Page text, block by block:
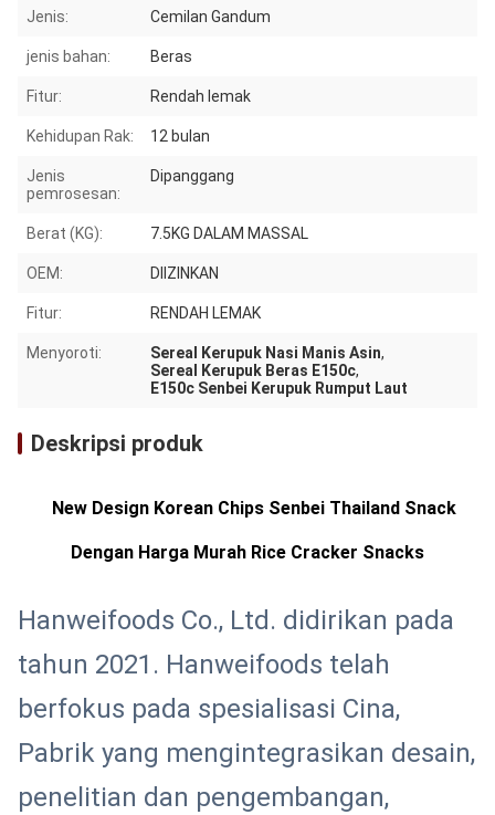
Jenis: Cemilan Gandum
jenis bahan: Beras
Fitur: Rendah lemak
Kehidupan Rak: 12 bulan
Jenis
pemrosesan:
Dipanggang
Berat (KG): 7.5KG DALAM MASSAL
OEM: DIIZINKAN
Fitur: RENDAH LEMAK
Menyoroti: Sereal Kerupuk Nasi Manis Asin,
Sereal Kerupuk Beras E150c,
E150c Senbei Kerupuk Rumput Laut
Deskripsi produk
New Design Korean Chips Senbei Thailand Snack
Dengan Harga Murah Rice Cracker Snacks
Hanweifoods Co., Ltd. didirikan pada
tahun 2021. Hanweifoods telah
berfokus pada spesialisasi Cina,
Pabrik yang mengintegrasikan desain,
penelitian dan pengembangan,